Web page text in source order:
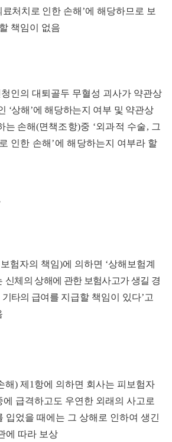
료처치로 인한 손해 ’에 해당하므로 보
책임이 없음
인의 대퇴골두 무혈성 괴사가 약관상
‘상해 ’에 해당하는지 여부 및 약관상
는 손해(면책조항)중 ‘외과적 수술, 그
인한 손해 ’에 해당하는지 여부라 할
험자의 책임)에 의하면 ‘상해보험계
신체의 상해에 관한 보험사고가 생길 경
타의 급여를 지급할 책임이 있다’고
해) 제 1 항에 의하면 회사는 피보험자
에 급격하고도 우연한 외래의 사고로
입었을 때에는 그 상해로 인하여 생긴
에 따라 보상